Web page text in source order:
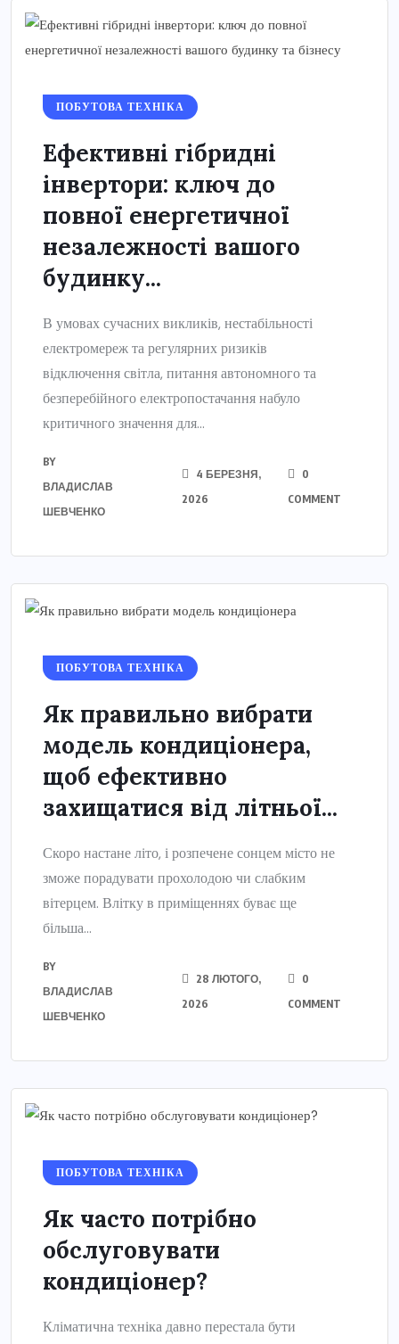
ПОБУТОВА ТЕХНІКА
Ефективні гібридні
інвертори: ключ до
повної енергетичної
незалежності вашого
будинку...
В умовах сучасних викликів, нестабільності
електромереж та регулярних ризиків
відключення світла, питання автономного та
безперебійного електропостачання набуло
критичного значення для...
BY
ВЛАДИСЛАВ
ШЕВЧЕНКО
4 БЕРЕЗНЯ,
2026
0
COMMENT
ПОБУТОВА ТЕХНІКА
Як правильно вибрати
модель кондиціонера,
щоб ефективно
захищатися від літньої...
Скоро настане літо, і розпечене сонцем місто не
зможе порадувати прохолодою чи слабким
вітерцем. Влітку в приміщеннях буває ще
більша...
BY
ВЛАДИСЛАВ
ШЕВЧЕНКО
28 ЛЮТОГО,
2026
0
COMMENT
ПОБУТОВА ТЕХНІКА
Як часто потрібно
обслуговувати
кондиціонер?
Кліматична техніка давно перестала бути